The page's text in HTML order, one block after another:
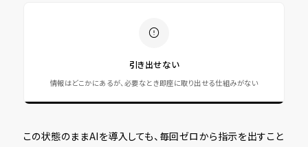
引き出せない
情報はどこかにあるが、必要なとき即座に取り出せる仕組みがない
この状態のままAIを導入しても、毎回ゼロから指示を出すこと